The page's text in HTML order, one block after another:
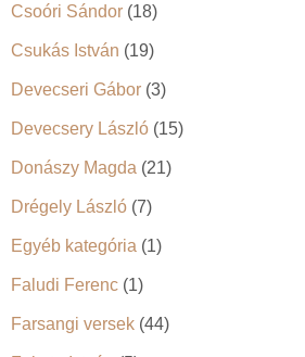
Csoóri Sándor (18)
Csukás István (19)
Devecseri Gábor (3)
Devecsery László (15)
Donászy Magda (21)
Drégely László (7)
Egyéb kategória (1)
Faludi Ferenc (1)
Farsangi versek (44)